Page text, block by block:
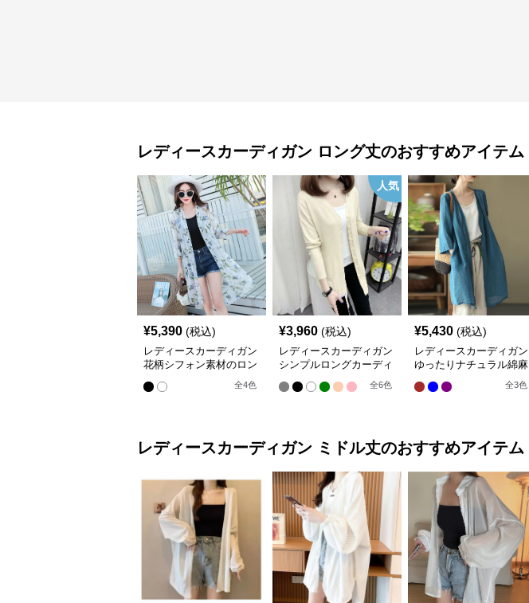
レディースカーディガン ロング丈のおすすめアイテム
¥5,390 (税込)
レディースカーディガン
花柄シフォン素材のロン
全4色
人気
¥3,960 (税込)
レディースカーディガン
シンプルロングカーディ
全6色
¥5,430 (税込)
レディースカーディガン
ゆったりナチュラル綿麻
素材の羽織りロング丈カ
ーディガン
全3色
レディースカーディガン ミドル丈のおすすめアイテム